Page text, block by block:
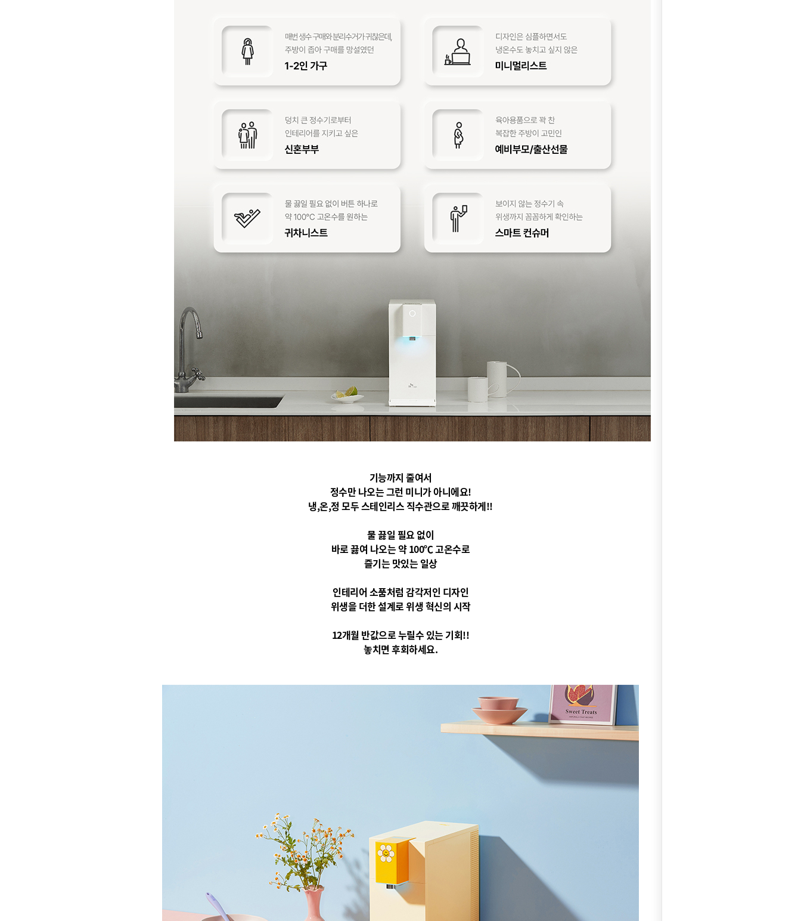
​기능까지 줄여서
정수만 나오는 그런 미니가 아니에요!
냉,온,정 모두 스테인리스 직수관으로 깨끗하게!!
물 끓일 필요 없이
바로 끓여 나오는 약 100℃ 고온수로
즐기는 맛있는 일상
인테리어 소품처럼 감각저인 디자인
위생을 더한 설계로 위생 혁신의 시작
12개월 반값으로 누릴수 있는 기회!!
놓치면 후회하세요.